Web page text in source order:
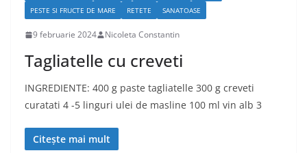
PESTE SI FRUCTE DE MARE
RETETE SANATOASE
9 februarie 2024 Nicoleta Constantin
Tagliatelle cu creveti
INGREDIENTE: 400 g paste tagliatelle 300 g creveti
curatati 4 -5 linguri ulei de masline 100 ml vin alb 3
Citește mai mult